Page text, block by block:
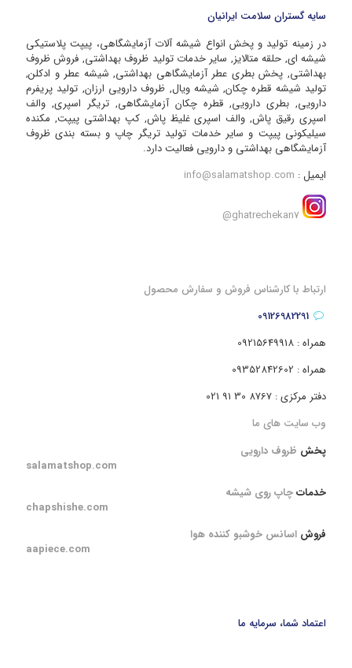
سایه گستران سلامت ایرانیان
در زمینه تولید و پخش انواع شیشه آلات آزمایشگاهی، پیپت پلاستیکی
شیشه ای, حلقه متالایز, سایر خدمات تولید ظروف بهداشتی, فروش ظروف
بهداشتی, پخش بطری عطر آزمایشگاهی بهداشتی, شیشه عطر و ادکلن,
تولید شیشه قطره چکان, شیشه ویال, ظروف دارویی ارزان, تولید پریفرم
دارویی, بطری دارویی, قطره چکان آزمایشگاهی, تریگر اسپری, والف
اسپری رقیق پاش, والف اسپری غلیظ پاش, کپ بهداشتی پیپت, مکنده
سیلیکونی پیپت و سایر خدمات تولید تریگر چاپ و بسته بندی ظروف
آزمایشگاهی بهداشتی و دارویی فعالیت دارد.
ایمیل : info@salamatshop.com
ghatrechekan7@
ارتباط با کارشناس فروش و سفارش محصول
09126982291
همراه : 09215649918
همراه : 09352842602
دفتر مرکزی : 8767 30 91 021
وب سایت های ما
پخش ظروف دارویی
salamatshop.com
خدماتچاپ روی شیشه
chapshishe.com
فروش اسانس خوشبو کننده هوا
aapiece.com
اعتماد شما، سرمایه ما